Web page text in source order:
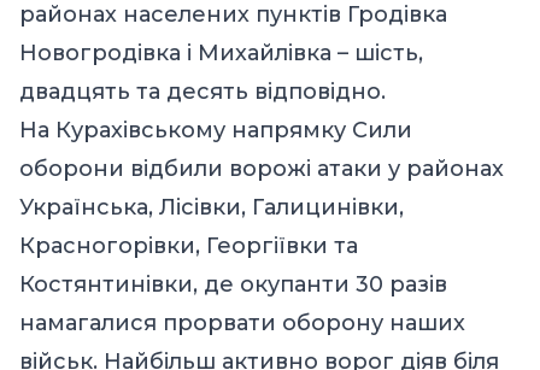
районах населених пунктів Гродівка
Новогродівка і Михайлівка – шість,
двадцять та десять відповідно.
На Курахівському напрямку Сили
оборони відбили ворожі атаки у районах
Українська, Лісівки, Галицинівки,
Красногорівки, Георгіївки та
Костянтинівки, де окупанти 30 разів
намагалися прорвати оборону наших
військ. Найбільш активно ворог діяв біля